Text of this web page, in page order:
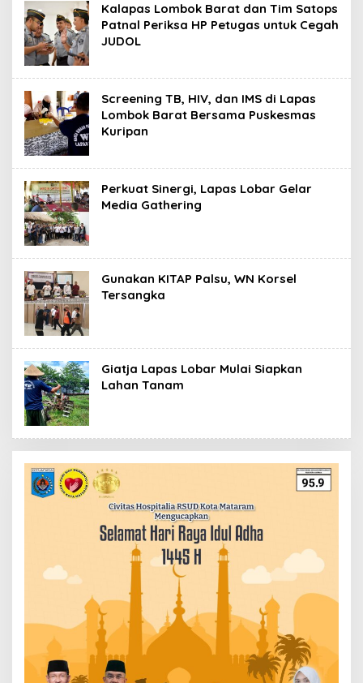
Kalapas Lombok Barat dan Tim Satops
Patnal Periksa HP Petugas untuk Cegah
JUDOL
Screening TB, HIV, dan IMS di Lapas
Lombok Barat Bersama Puskesmas
Kuripan
Perkuat Sinergi, Lapas Lobar Gelar
Media Gathering
Gunakan KITAP Palsu, WN Korsel
Tersangka
Giatja Lapas Lobar Mulai Siapkan
Lahan Tanam